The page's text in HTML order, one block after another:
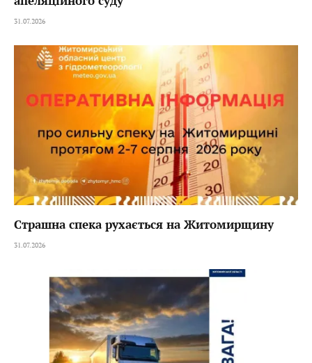
31.07.2026
Страшна спека рухається на Житомирщину
31.07.2026